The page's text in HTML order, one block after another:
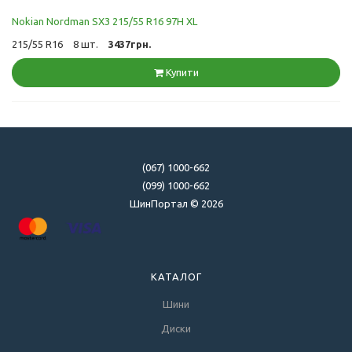
Nokian Nordman SX3 215/55 R16 97H XL
215/55 R16 8 шт. 3437грн.
Купити
(067) 1000-662
(099) 1000-662
ШинПортал © 2026
КАТАЛОГ
Шини
Диски